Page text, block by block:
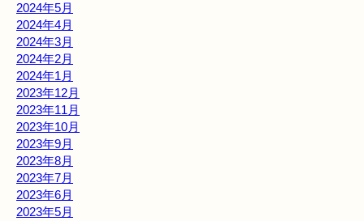
2024年5月
2024年4月
2024年3月
2024年2月
2024年1月
2023年12月
2023年11月
2023年10月
2023年9月
2023年8月
2023年7月
2023年6月
2023年5月